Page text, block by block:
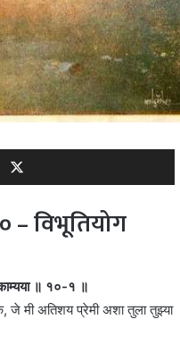
– विभूतियोग
॥ १०-१ ॥
जे मी अतिशय प्रेमी अशा तुला तुझ्या